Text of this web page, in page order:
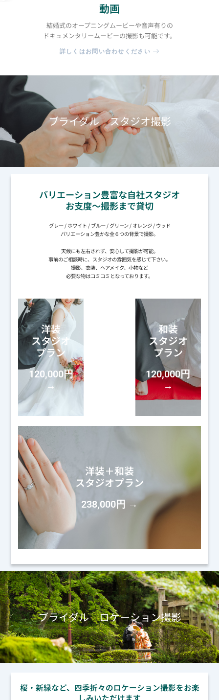
動画
結婚式のオープニングムービーや音声有りの
ドキュメンタリームービーの撮影も可能です。
詳しくはお問い合わせください
ブライダル スタジオ撮影
バリエーション豊富な自社スタジオ
お支度～撮影まで貸切
グレー / ホワイト / ブルー / グリーン / オレンジ / ウッド
バリエーション豊かな全６つの背景で撮影。
天候にも左右されず、安心して撮影が可能。
事前のご相談時に、スタジオの雰囲気を感じて下さい。
撮影、衣装、ヘアメイク、小物など
必要な物はコミコミとなっております。
洋装
スタジオ
プラン
120,000円
→
和装
スタジオ
プラン
120,000円
→
洋装＋和装
スタジオプラン
238,000円 →
ブライダル ロケーション撮影
桜・新緑など、四季折々のロケーション撮影をお楽
しみいただけます